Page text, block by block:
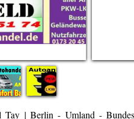
Tay | Berlin - Umland -